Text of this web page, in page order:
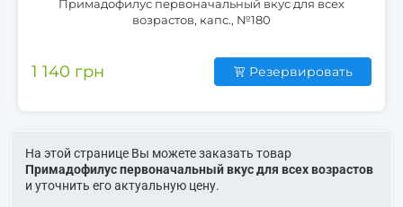
Примадофилус первоначальный вкус для всех
возрастов, капс., №180
Резервировать
1 140 грн
На этой странице Вы можете заказать товар
Примадофилус первоначальный вкус для всех возрастов
и уточнить его актуальную цену.